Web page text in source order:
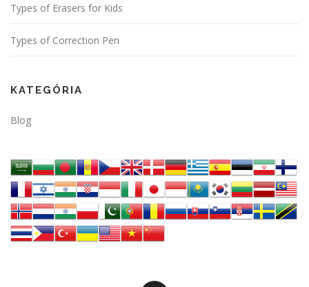
Types of Erasers for Kids
Types of Correction Pen
KATEGÓRIA
Blog